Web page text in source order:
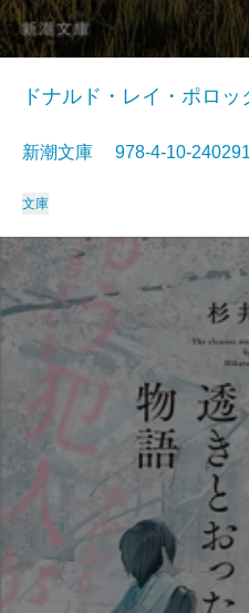
ドナルド・レイ・ポロ
新潮文庫 978-4-10-
文庫